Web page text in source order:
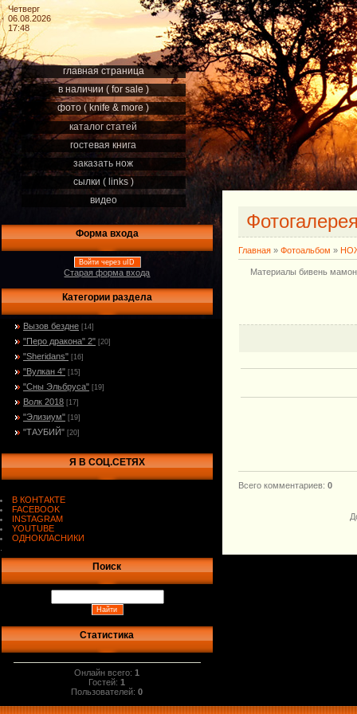
Четверг
06.08.2026
17:48
главная страница
в наличии ( for sale )
фото ( knife & more )
каталог статей
гостевая книга
заказать нож
сылки ( links )
видео
Форма входа
Войти через uID
Старая форма входа
Категории раздела
Вызов бездне [14]
"Перо дракона" 2" [20]
"Sheridans" [16]
"Вулкан 4" [15]
"Сны Эльбруса" [19]
Волк 2018 [17]
"Элизиум" [19]
"ТАУБИЙ" [20]
Я В СОЦ.СЕТЯХ
В КОНТАКТЕ
FACEBOOK
INSTAGRAM
YOUTUBE
ОДНОКЛАСНИКИ
Поиск
Статистика
Онлайн всего:1
Гостей:1
Пользователей:0
Главная » Фотоальбом »
Материалы бивень
Всего комментариев: 0